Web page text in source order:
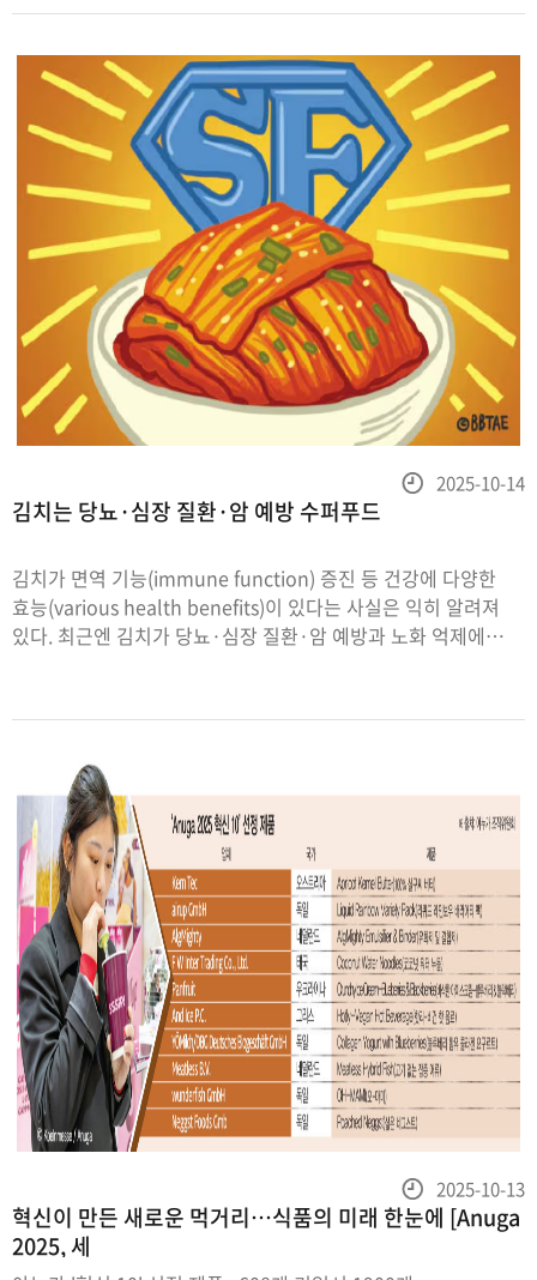
중앙아시아로 강제이주된 고
김치는 당뇨·심장 질환·암 예방 수퍼푸드
김치가 면역 기능(immune function) 증진 등 건강에 다양한
효능(various health benefits)이 있다는 사실은 익히 알려져
있다. 최근엔 김치가 당뇨·심장 질환·암 예방과 노화 억제에
등
2025-10-14
혁신이 만든 새로운 먹거리…식품의 미래 한눈에 [Anuga
2025, 세
등
록
2025-10-13